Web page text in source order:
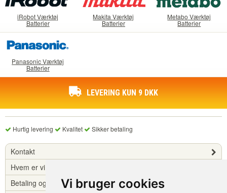
Vi bruger cookies
iRobot Værktøj
Batterier
Makita Værktøj
Batterier
Metabo Værktøj
Batterier
Panasonic Værktøj
Batterier
LEVERING KUN 9 DKK
Hurtig levering Kvalitet Sikker betaling
Kontakt
Hvem er vi?
Betaling og levering